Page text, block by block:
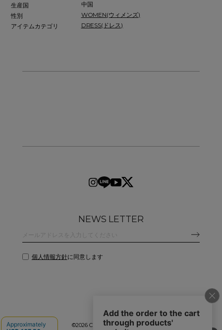
生産国
中国
性別
WOMEN(ウィメンズ)
アイテムカテゴリ
DRESS(ドレス)
NEWS LETTER
個人情報方針に同意します
©2026 CLANE DESIGN CO.,LTD